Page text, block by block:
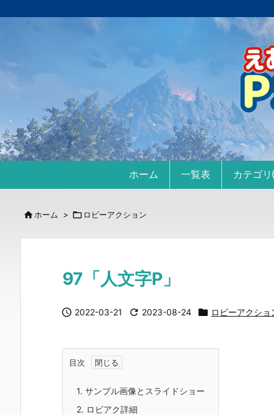
ホーム 一覧表 カテゴ
 ホーム >  ロビーアクション
97「人文字P」
 2022-03-21  2023-08-24  ロビーアクショ
目次
1. サンプル画像とスライドショー
2. ロビアク詳細